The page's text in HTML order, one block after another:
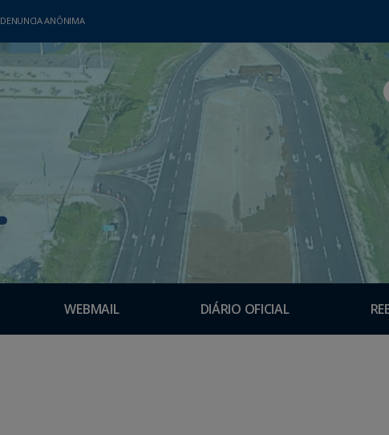
DENUNCIA ANÔNIMA
WEBMAIL DIÁRIO OFICIAL